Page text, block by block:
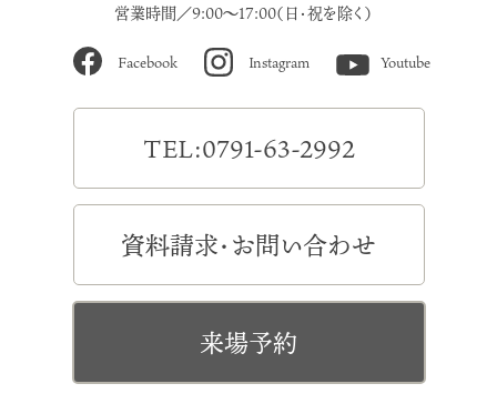
営業時間／9:00～17:00（日・祝を除く）
Facebook Instagram Youtube
TEL:0791-63-2992
資料請求・お問い合わせ
来場予約